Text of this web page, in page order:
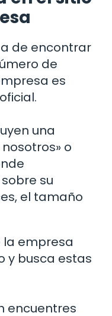
de encontrar
de
es
una
o
su
el tamaño
la empresa
y busca estas
encuentres